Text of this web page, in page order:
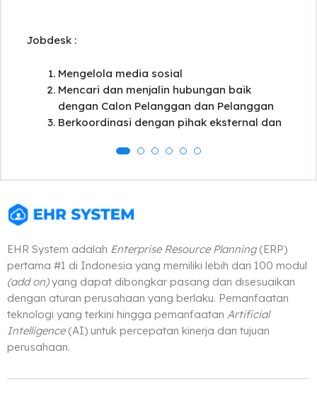
Jobdesk :
Mengelola media sosial
Mencari dan menjalin hubungan baik
dengan Calon Pelanggan dan Pelanggan
Berkoordinasi dengan pihak eksternal dan
perusahaan secara berkelanjutan
secara berkala
EHR System adalah Enterprise Resource Planning(ERP)
pertama #1 di Indonesia yang memiliki lebih dari 100 modul
(add on)yang dapat dibongkar pasang dan disesuaikan
dengan aturan perusahaan yang berlaku. Pemanfaatan
teknologi yang terkini hingga pemanfaatan Artificial
Intelligence(AI) untuk percepatan kinerja dan tujuan
perusahaan.